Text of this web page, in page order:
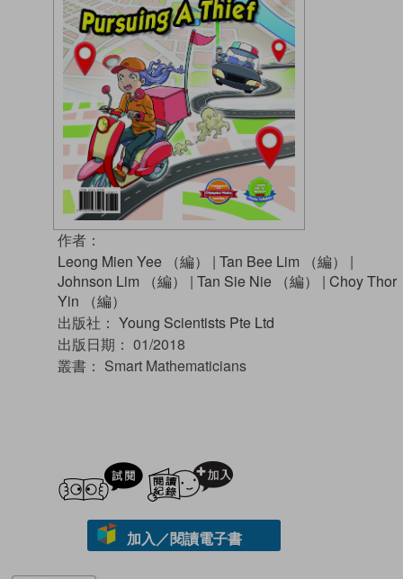
作者：
Leong Mien Yee （編）
| Tan Bee Lim （編）
|
Johnson Lim （編）
| Tan Sie Nie （編） | Choy Thor
Yin （編）
出版社： Young Scientists Pte Ltd
出版日期： 01/2018
叢書： Smart Mathematicians
試閲
加入／閱讀電子書